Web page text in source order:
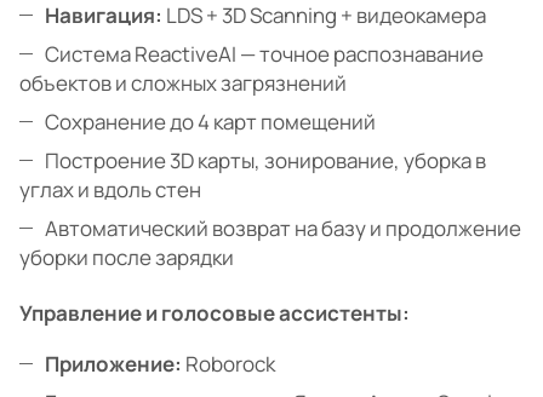
Навигация: LDS + 3D Scanning + видеокамера
Система ReactiveAI — точное распознавание
объектов и сложных загрязнений
Сохранение до 4 карт помещений
Построение 3D карты, зонирование, уборка в
углах и вдоль стен
Автоматический возврат на базу и продолжение
уборки после зарядки
Управление и голосовые ассистенты:
Приложение: Roborock